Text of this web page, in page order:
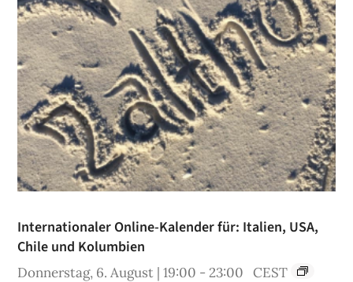
Internationaler Online-Kalender für: Italien, USA,
Chile und Kolumbien
Donnerstag, 6. August | 19:00 -23:00 CEST